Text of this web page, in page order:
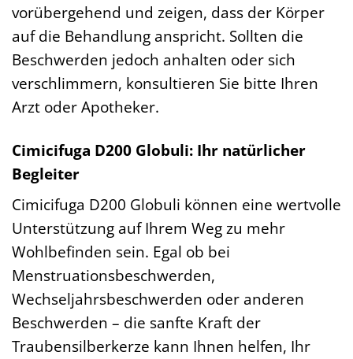
vorübergehend und zeigen, dass der Körper
auf die Behandlung anspricht. Sollten die
Beschwerden jedoch anhalten oder sich
verschlimmern, konsultieren Sie bitte Ihren
Arzt oder Apotheker.
Cimicifuga D200 Globuli: Ihr natürlicher
Begleiter
Cimicifuga D200 Globuli können eine wertvolle
Unterstützung auf Ihrem Weg zu mehr
Wohlbefinden sein. Egal ob bei
Menstruationsbeschwerden,
Wechseljahrsbeschwerden oder anderen
Beschwerden – die sanfte Kraft der
Traubensilberkerze kann Ihnen helfen, Ihr